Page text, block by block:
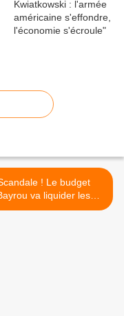
! Le budget
va liquider les
entreprises individuelles >